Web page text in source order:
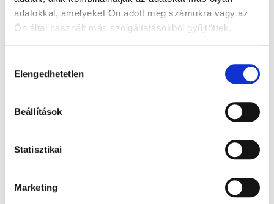
adatokkal, amelyeket Ön adott meg számukra vagy az
Ön által használt más szolgáltatásokból gyűjtöttek.
kiválasztása
Elengedhetetlen
Beállítások
Statisztikai
Marketing